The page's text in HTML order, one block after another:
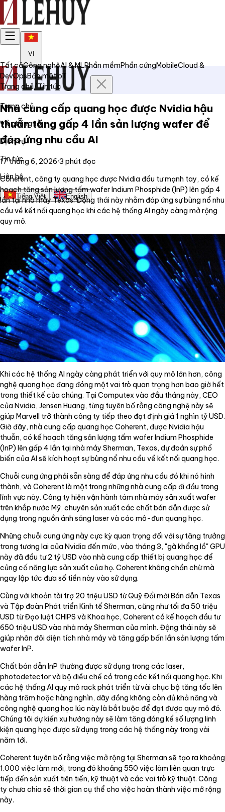
VI
Trang chủ
Về chúng tôi
Dịch vụ
Tin tức
Liên hệ
Tiếng Việt English
Tất cảCông nghệAI & MLPhần mềmPhần cứngMobileCloud &
DevOpsBảo mậtIoT
Trang chủ/Tin tức
Nhà cung cấp quang học được Nvidia hậu
thuẫn tăng gấp 4 lần sản lượng wafer để
đáp ứng nhu cầu AI
17 tháng 6, 2026·3 phút đọc
Coherent, công ty quang học được Nvidia đầu tư mạnh tay, có kế
hoạch tăng sản lượng tấm wafer Indium Phosphide (InP) lên gấp 4
lần tại nhà máy Texas. Động thái này nhằm đáp ứng sự bùng nổ nhu
cầu về kết nối quang học khi các hệ thống AI ngày càng mở rộng
quy mô.
Khi các hệ thống AI ngày càng phát triển với quy mô lớn hơn, công
nghệ quang học đang đóng một vai trò quan trọng hơn bao giờ hết
trong thiết kế của chúng. Tại Computex vào đầu tháng này, CEO
của Nvidia, Jensen Huang, từng tuyên bố rằng công nghệ này sẽ
giúp Marvell trở thành công ty tiếp theo đạt định giá 1 nghìn tỷ USD.
Giờ đây, nhà cung cấp quang học Coherent, được Nvidia hậu
thuẫn, có kế hoạch tăng sản lượng tấm wafer Indium Phosphide
(InP) lên gấp 4 lần tại nhà máy Sherman, Texas, dự đoán sự phổ
biến của AI sẽ kích hoạt sự bùng nổ nhu cầu về kết nối quang học.
Chuỗi cung ứng phải sẵn sàng để đáp ứng nhu cầu đó khi nó hình
thành, và Coherent là một trong những nhà cung cấp đi đầu trong
lĩnh vực này. Công ty hiện vận hành tám nhà máy sản xuất wafer
trên khắp nước Mỹ, chuyên sản xuất các chất bán dẫn được sử
dụng trong nguồn ánh sáng laser và các mô-đun quang học.
Những chuỗi cung ứng này cực kỳ quan trọng đối với sự tăng trưởng
trong tương lai của Nvidia đến mức, vào tháng 3, "gã khổng lồ" GPU
này đã đầu tư 2 tỷ USD vào nhà cung cấp thiết bị quang học để
củng cố năng lực sản xuất của họ. Coherent không chần chừ mà
ngay lập tức đưa số tiền này vào sử dụng.
Cùng với khoản tài trợ 20 triệu USD từ Quỹ Đổi mới Bán dẫn Texas
và Tập đoàn Phát triển Kinh tế Sherman, cũng như tối đa 50 triệu
USD từ Đạo luật CHIPS và Khoa học, Coherent có kế hoạch đầu tư
650 triệu USD vào nhà máy Sherman của mình. Động thái này sẽ
giúp nhân đôi diện tích nhà máy và tăng gấp bốn lần sản lượng tấm
wafer InP.
Chất bán dẫn InP thường được sử dụng trong các laser,
photodetector và bộ điều chế có trong các kết nối quang học. Khi
các hệ thống AI quy mô rack phát triển từ vài chục bộ tăng tốc lên
hàng trăm hoặc hàng nghìn, dây đồng không còn đủ khả năng và
công nghệ quang học lúc này là bắt buộc để đạt được quy mô đó.
Chúng tôi dự kiến xu hướng này sẽ làm tăng đáng kể số lượng linh
kiện quang học được sử dụng trong các hệ thống này trong vài
năm tới.
Coherent tuyên bố rằng việc mở rộng tại Sherman sẽ tạo ra khoảng
1.000 việc làm mới, trong đó khoảng 550 việc làm liên quan trực
tiếp đến sản xuất tiên tiến, kỹ thuật và các vai trò kỹ thuật. Công
ty chưa chia sẻ thời gian cụ thể cho việc hoàn thành việc mở rộng
này.